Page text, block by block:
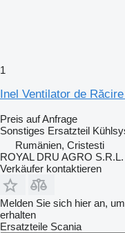
1
Inel Ventilator de
Preis auf Anfrage
Sonstiges Ersatzteil
Rumänien, Cristesti
ROYAL DRU AGRO S.R.L.
Verkäufer kontaktieren
Melden Sie sich hier an,
erhalten
Ersatzteile Scania